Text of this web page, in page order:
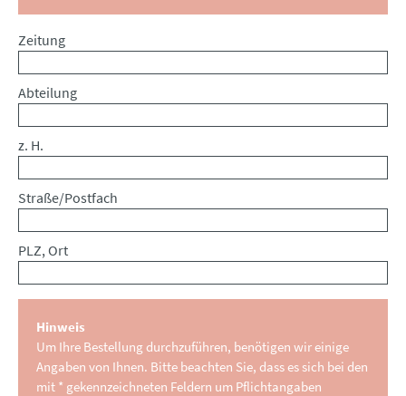
Zeitung
Abteilung
z. H.
Straße/Postfach
PLZ, Ort
Hinweis
Um Ihre Bestellung durchzuführen, benötigen wir einige
Angaben von Ihnen. Bitte beachten Sie, dass es sich bei den
mit * gekennzeichneten Feldern um Pflichtangaben